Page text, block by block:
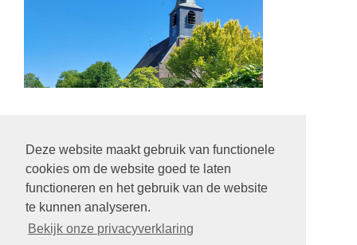
Deze website maakt gebruik van functionele
cookies om de website goed te laten
functioneren en het gebruik van de website
te kunnen analyseren.
Bekijk onze privacyverklaring
Volg ons op: